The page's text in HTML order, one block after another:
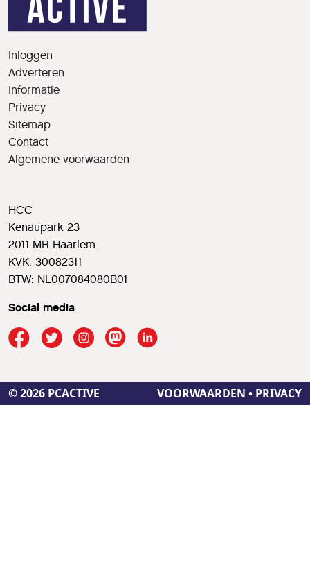
Inloggen
Adverteren
Informatie
Privacy
Sitemap
Contact
Algemene voorwaarden
HCC
Kenaupark 23
2011 MR Haarlem
KVK: 30082311
BTW: NL007084080B01
Social media
© 2026 PCACTIVE VOORWAARDEN • PRIVACY